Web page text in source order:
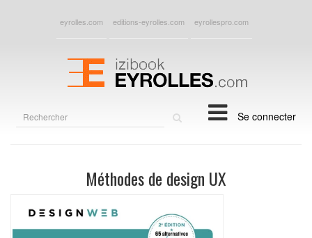
eyrolles.com editions-eyrolles.com eyrollespro.com
Se connecter
Méthodes de design UX